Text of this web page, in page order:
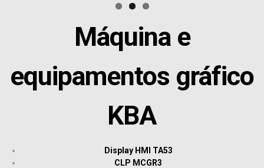
Máquina e
equipamentos gráfico
KBA
Display HMI TA53
CLP MCGR3